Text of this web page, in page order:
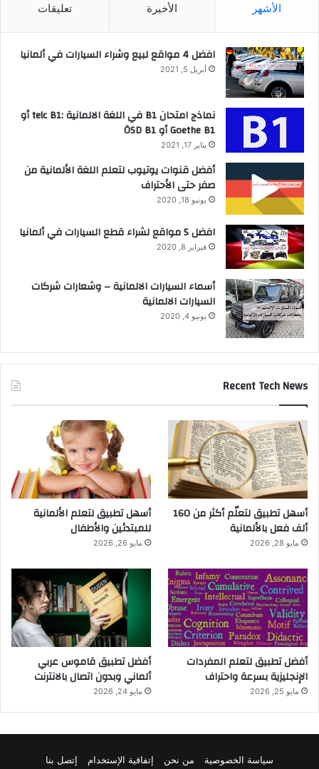
الأشهر الأخيرة تعليقات
افضل 4 مواقع لبيع وشراء السيارات في ألمانيا
أبريل 5, 2021
نماذج امتحان B1 في اللغة الالمانية :telc B1 أو
Goethe B1 أو ÖSD B1
يناير 17, 2021
أفضل قنوات يوتيوب لتعلم اللغة الألمانية من
صفر حتى الأحتراف
يونيو 18, 2020
افضل 5 مواقع لشراء قطع السيارات في ألمانيا
فبراير 8, 2020
أسماء السيارات الالمانية – وشعارات شركات
السيارات الالمانية
يونيو 4, 2020
Recent Tech News
أسهل تطبيق لتعلّم أكثر من 160
ألف فعل بالألمانية
مايو 28, 2026
أسهل تطبيق لتعلم الألمانية
للمبتدئين والأطفال
مايو 26, 2026
أفضل تطبيق لتعلم المفردات
الإنجليزية بسرعة واحتراف
مايو 25, 2026
أفضل تطبيق قاموس عربي
ألماني وبدون اتصال بالانترنت
مايو 24, 2026
سياسة الخصوصية من نحن إتفاقية الإستخدام إتصل بنا